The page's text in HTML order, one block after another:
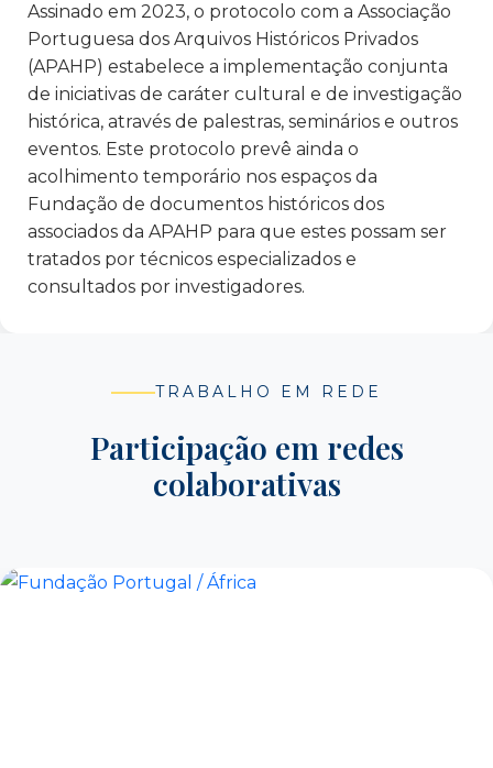
e Valores) – Ponto de Contacto Nacional
Quinta Alegre – um teatro em cada bairro
Raízes – Associação de Apoio à Criança e ao
Jovem
Rato ADCC – Associação para a Divulgação
Cultural e Científica
Rede para a Empregabilidade Barreiro Moita
Santa Casa da Misericórdia de Lisboa
Solidariedade Imigrante – Associação para a
Defesa dos Direitos dos Imigrantes
Udruga Suradnici u učenju – Croácia
Unidade Local de Saúde de São José
Universidade Lusófona
Assinado em 2023, o protocolo com a Associação
Portuguesa dos Arquivos Históricos Privados
(APAHP) estabelece a implementação conjunta
de iniciativas de caráter cultural e de investigação
histórica, através de palestras, seminários e outros
eventos. Este protocolo prevê ainda o
acolhimento temporário nos espaços da
Fundação de documentos históricos dos
associados da APAHP para que estes possam ser
tratados por técnicos especializados e
consultados por investigadores.
TRABALHO EM REDE
Participação em redes
colaborativas